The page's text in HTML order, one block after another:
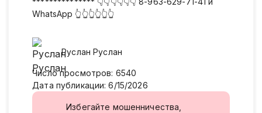
WhatsApp 👆👆👆👆👆👆
Руслан Руслан
Число просмотров: 6540
Дата публикации: 6/15/2026
Избегайте мошенничества,